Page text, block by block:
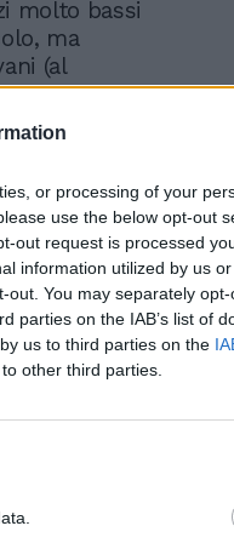
or processing of your
use the below opt-out
out request is processed
information utilized by us
You may separately
parties on the IAB’s list of
us to third parties on the
other third parties.
molto bassi
ma
(al
impatto
in atto
i biglietti
Provence.
- ci dice il
Dal 2006,
va al
una decina